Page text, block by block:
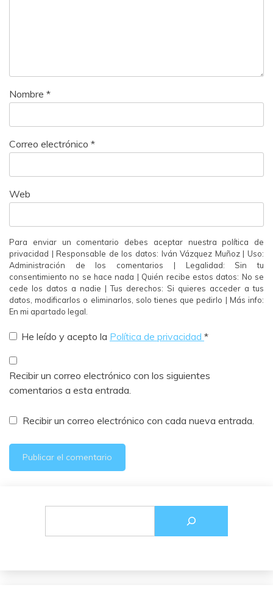
Nombre *
Correo electrónico *
Web
Para enviar un comentario debes aceptar nuestra política de
privacidad | Responsable de los datos: Iván Vázquez Muñoz | Uso:
Administración de los comentarios | Legalidad: Sin tu
consentimiento no se hace nada | Quién recibe estos datos: No se
cede los datos a nadie | Tus derechos: Si quieres acceder a tus
datos, modificarlos o eliminarlos, solo tienes que pedirlo | Más info:
En mi apartado legal.
He leído y acepto la Política de privacidad *
Recibir un correo electrónico con los siguientes
comentarios a esta entrada.
Recibir un correo electrónico con cada nueva entrada.